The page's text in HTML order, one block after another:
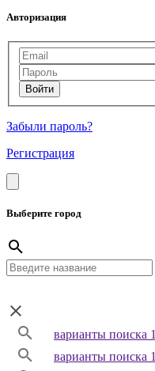
Авторизация
Забыли пароль?
Регистрация
Выберите город
варианты поиска 1
варианты поиска 1